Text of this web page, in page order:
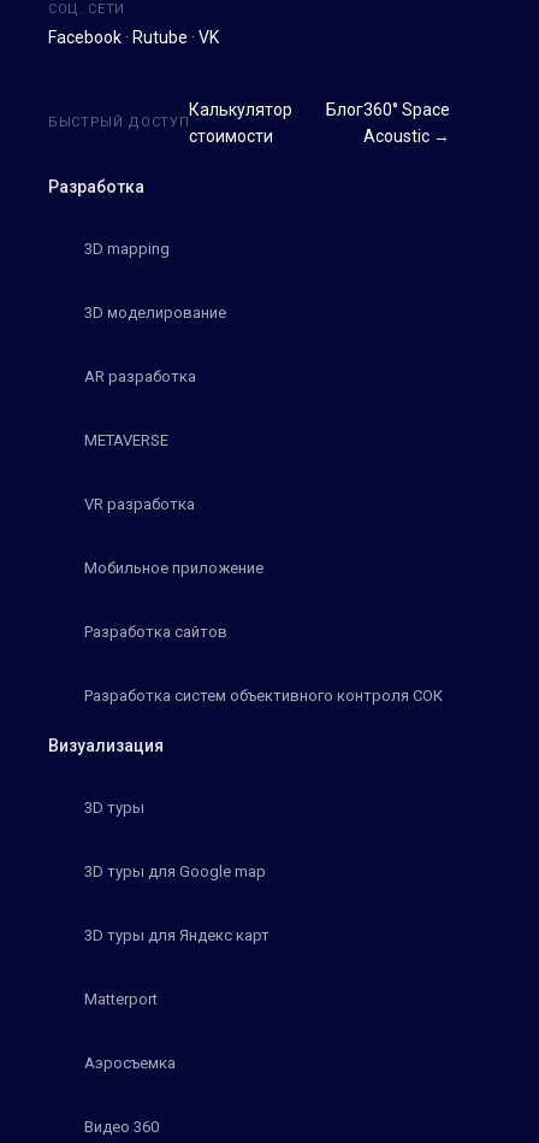
СОЦ. СЕТИ
Facebook · Rutube · VK
Разработка
3D mapping
3D моделирование
AR разработка
METAVERSE
VR разработка
Мобильное приложение
Разработка сайтов
Разработка систем объективного контроля СОК
Визуализация
3D туры
3D туры для Google map
3D туры для Яндекс карт
Matterport
Аэросъемка
Видео 360
БЫСТРЫЙ ДОСТУП
Калькулятор
стоимости
Блог360° Space
Acoustic →